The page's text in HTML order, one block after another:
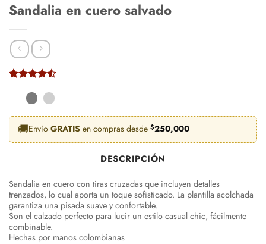
Sandalia en cuero salvado
con4.5
de 5 en
base a
valoraciones
de clientes
🚚Envío GRATIS en compras desde $250,000
DESCRIPCIÓN
Sandalia en cuero con tiras cruzadas que incluyen detalles
trenzados, lo cual aporta un toque sofisticado. La plantilla acolchada
garantiza una pisada suave y confortable.
Son el calzado perfecto para lucir un estilo casual chic, fácilmente
combinable.
Hechas por manos colombianas